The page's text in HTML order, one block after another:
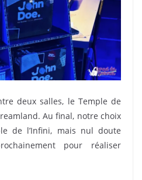
deux salles, le Temple de
Au final, notre choix
de l’Infini, mais nul doute
pour réaliser